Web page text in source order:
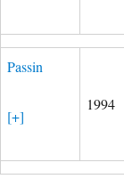
Passin
[+]
1994